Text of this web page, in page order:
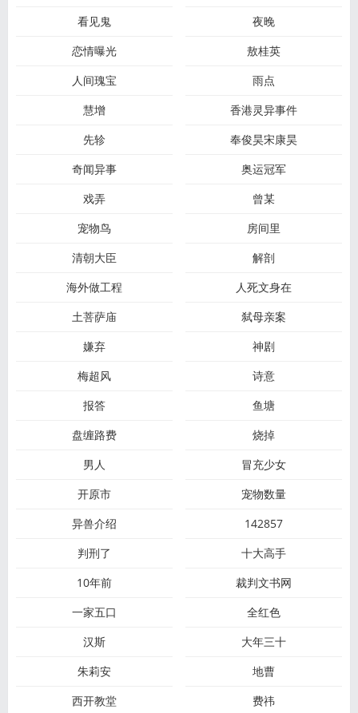
看见鬼
夜晚
恋情曝光
敖桂英
人间瑰宝
雨点
慧增
香港灵异事件
先轸
奉俊昊宋康昊
奇闻异事
奥运冠军
戏弄
曾某
宠物鸟
房间里
清朝大臣
解剖
海外做工程
人死文身在
土菩萨庙
弑母亲案
嫌弃
神剧
梅超风
诗意
报答
鱼塘
盘缠路费
烧掉
男人
冒充少女
开原市
宠物数量
异兽介绍
142857
判刑了
十大高手
10年前
裁判文书网
一家五口
全红色
汉斯
大年三十
朱莉安
地曹
西开教堂
费祎